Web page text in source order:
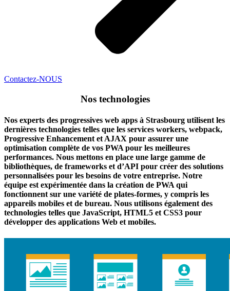
Contactez-NOUS
Nos technologies
Nos experts des progressives web apps à Strasbourg utilisent les
dernières technologies telles que les services workers, webpack,
Progressive Enhancement et AJAX pour assurer une
optimisation complète de vos PWA pour les meilleures
performances. Nous mettons en place une large gamme de
bibliothèques, de frameworks et d’API pour créer des solutions
personnalisées pour les besoins de votre entreprise. Notre
équipe est expérimentée dans la création de PWA qui
fonctionnent sur une variété de plates-formes, y compris les
appareils mobiles et de bureau. Nous utilisons également des
technologies telles que JavaScript, HTML5 et CSS3 pour
développer des applications Web et mobiles.